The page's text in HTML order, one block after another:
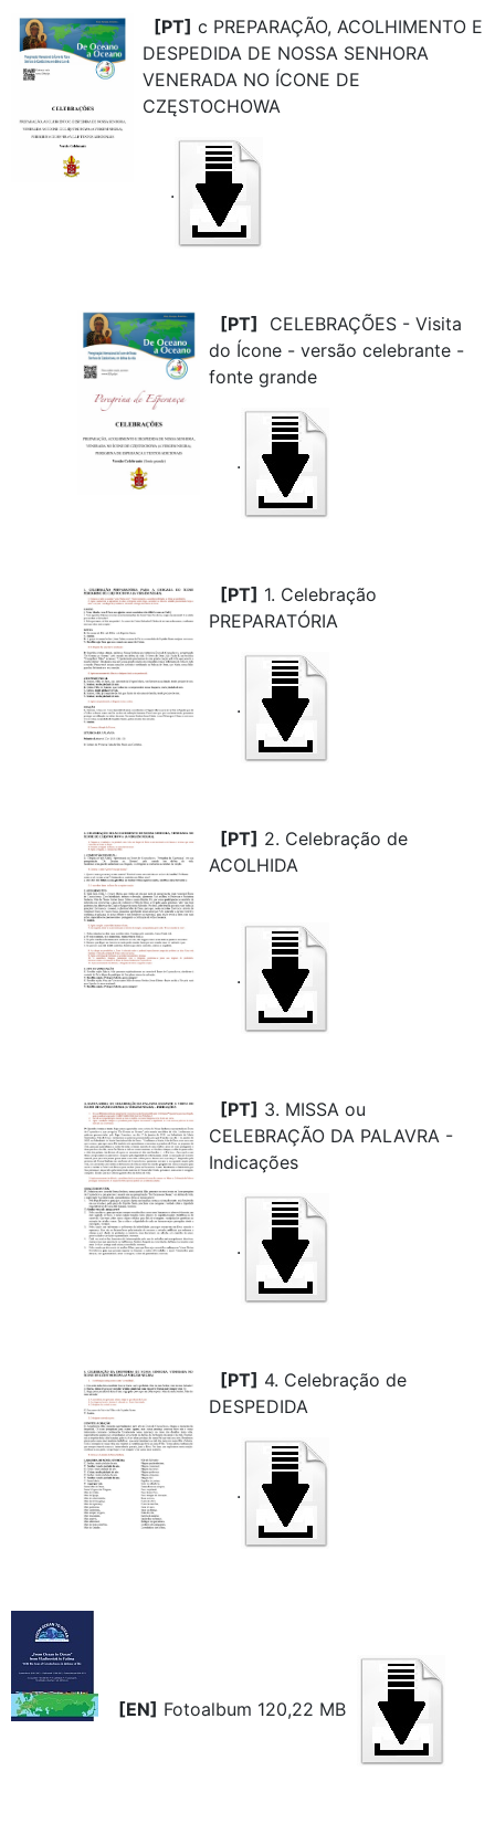
[PT] c PREPARAÇÃO, ACOLHIMENTO E
DESPEDIDA DE NOSSA SENHORA
VENERADA NO ÍCONE DE
CZĘSTOCHOWA
.
[PT] CELEBRAÇÕES - Visita
do Ícone - versão celebrante -
fonte grande
.
[PT] 1. Celebração
PREPARATÓRIA
.
[PT] 2. Celebração de
ACOLHIDA
.
[PT] 3. MISSA ou
CELEBRAÇÃO DA PALAVRA -
Indicações
.
[PT] 4. Celebração de
DESPEDIDA
.
[EN] Fotoalbum 120,22 MB